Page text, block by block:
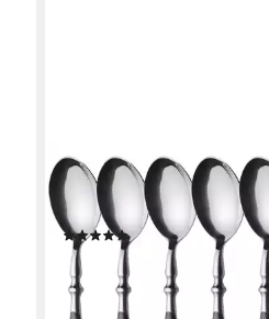
GRÄWE
Suppenlöffel GRÄWE
Stück, Serie Nürnberg,
(17)
21,90 €
(3,65 €/ 1 Stk)
lieferbar - in 2-3 Werktagen bei